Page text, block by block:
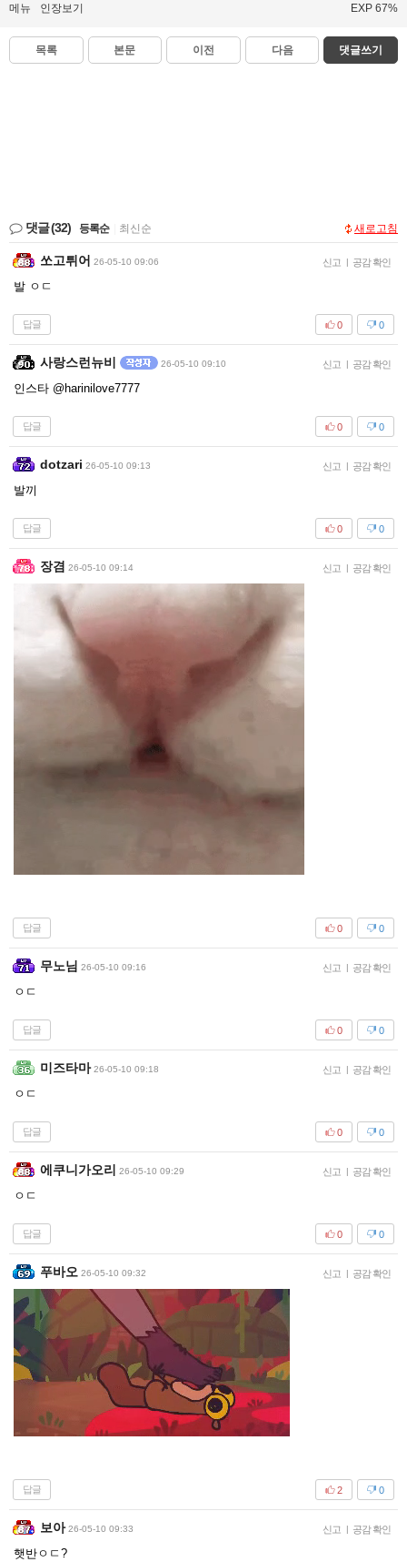
메뉴 인장보기 EXP 67%
목록 본문 이전 다음 댓글쓰기
댓글(32) 등록순 최신순 새로고침
쏘고튀어 26-05-10 09:06 신고 공감 확인
발 ㅇㄷ
답글 0
0
사랑스런뉴비 26-05-10 09:10 신고 공감 확인
인스타 @harinilove7777
답글 0
0
dotzari 26-05-10 09:13 신고 공감 확인
발끼
답글 0
0
장겸 26-05-10 09:14 신고 공감 확인
답글 0
0
무노님 26-05-10 09:16 신고 공감 확인
ㅇㄷ
답글 0
0
미즈타마 26-05-10 09:18 신고 공감 확인
ㅇㄷ
답글 0
0
에쿠니가오리 26-05-10 09:29 신고 공감 확인
ㅇㄷ
답글 0
0
푸바오 26-05-10 09:32 신고 공감 확인
답글 0
2
보아 26-05-10 09:33 신고 공감 확인
햇반ㅇㄷ?